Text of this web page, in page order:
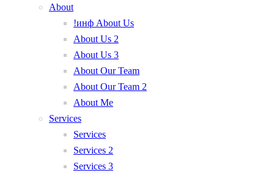
About
!инф About Us
About Us 2
About Us 3
About Our Team
About Our Team 2
About Me
Services
Services
Services 2
Services 3